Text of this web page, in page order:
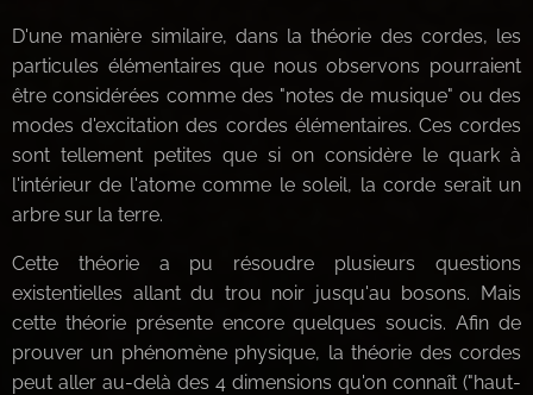
D'une manière similaire, dans la théorie des cordes, les
particules élémentaires que nous observons pourraient
être considérées comme des "notes de musique" ou des
modes d'excitation des cordes élémentaires. Ces cordes
sont tellement petites que si on considère le quark à
l'intérieur de l'atome comme le soleil, la corde serait un
arbre sur la terre.
Cette théorie a pu résoudre plusieurs questions
existentielles allant du trou noir jusqu'au bosons. Mais
cette théorie présente encore quelques soucis. Afin de
prouver un phénomène physique, la théorie des cordes
peut aller au-delà des 4 dimensions qu'on connaît ("haut-